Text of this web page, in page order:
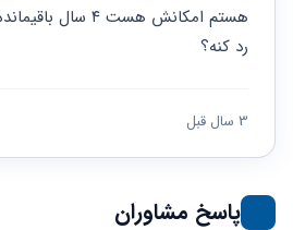
برنامه نویسی
طلاق
حقوقی
حقوقی
خانواده
حقوقی
و کار
سئو و
بهینه
ثبت
شرکت
رد کنه؟
3 سال قبل
پاسخ مشاوران